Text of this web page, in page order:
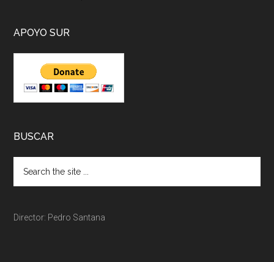
APOYO SUR
BUSCAR
Director: Pedro Santana